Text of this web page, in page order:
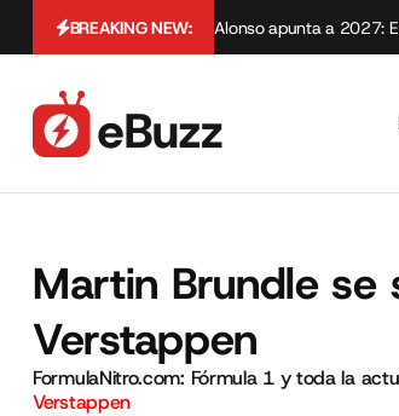
BREAKING NEW: Alonso apunta a 2027:
Martin Brundle se
Verstappen
FormulaNitro.com: Fórmula 1 y toda la
Verstappen